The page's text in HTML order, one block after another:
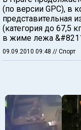
(по версии GPC), в
представительная
(категория до 67,5
в жиме лежа
09.09.2010 09:48 // Спорт